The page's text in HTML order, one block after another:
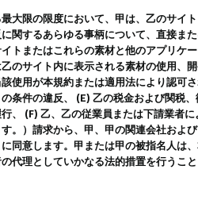
大限の限度において、甲は、乙のサイ
関するあらゆる事柄について、直接ま
トまたはこれらの素材と他のアプリ
のサイト内に表示される素材の使用、
使用が本規約または適用法により認可
条件の違反、 (E) 乙の税金および関税
、 (F) 乙、乙の従業員または下請業者
。）請求から、甲、甲の関連会社およ
同意します。甲または甲の被指名人は
代理としていかなる法的措置を行うこ